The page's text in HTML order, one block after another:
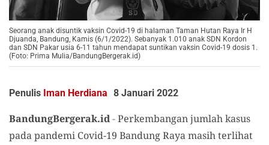
Seorang anak disuntik vaksin Covid-19 di halaman Taman Hutan Raya Ir H
Djuanda, Bandung, Kamis (6/1/2022). Sebanyak 1.010 anak SDN Kordon
dan SDN Pakar usia 6-11 tahun mendapat suntikan vaksin Covid-19 dosis 1.
(Foto: Prima Mulia/BandungBergerak.id)
Penulis Iman Herdiana 8 Januari 2022
BandungBergerak.id-Perkembangan jumlah kasus
pada pandemi Covid-19 Bandung Raya masih terlihat